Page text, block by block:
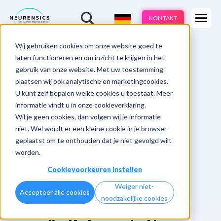
Wij gebruiken cookies om onze website goed te
laten functioneren en om inzicht te krijgen in het
gebruik van onze website. Met uw toestemming
plaatsen wij ook analytische en marketingcookies.
U kunt zelf bepalen welke cookies u toestaat. Meer
informatie vindt u in onze cookieverklaring.
Wil je geen cookies, dan volgen wij je informatie
niet. Wel wordt er een kleine cookie in je browser
geplaatst om te onthouden dat je niet gevolgd wilt
worden.
Cookievoorkeuren instellen
Accepteer alle cookies
Weiger niet-
noodzakelijke cookies
Expertisen
Branchen
Methoden
Learnings
Über uns
KONTAKT
Webinar -Do 13 aug | 10:00 - 11:00u
Steigern Sie Spenden,
indem Sie die Hilfe